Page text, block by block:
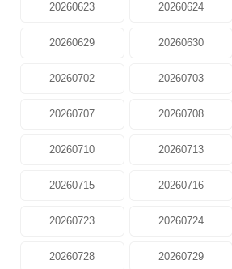
20260623 20260624
20260629 20260630
20260702 20260703
20260707 20260708
20260710 20260713
20260715 20260716
20260723 20260724
20260728 20260729